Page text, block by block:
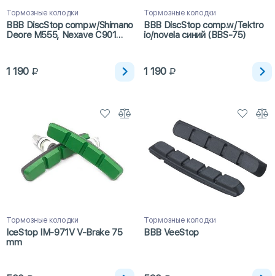
Тормозные колодки
BBB DiscStop comp.w/Shimano
Deore M555, Nexave C901
1 190
Тормозные колодки
BBB DiscStop comp.w/Tektro
io/novela синий (BBS-75)
1 190
Тормозные колодки
IceStop IM-971V V-Brake 75
mm
Тормозные колодки
BBB VeeStop